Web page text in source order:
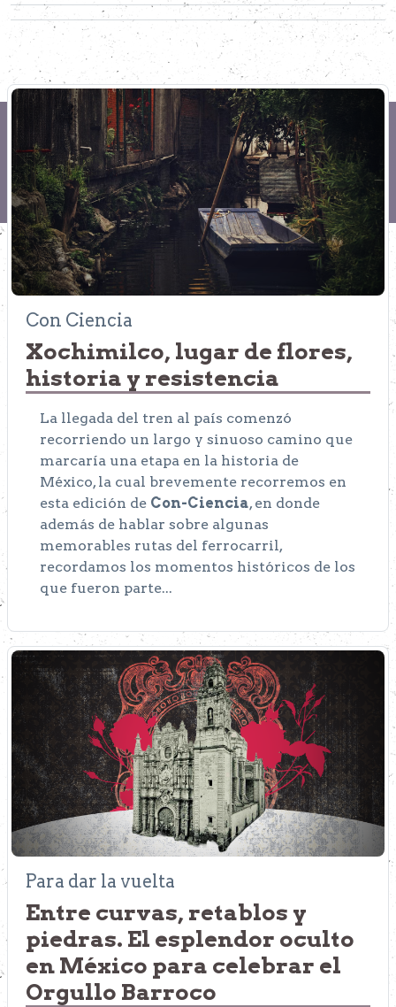
Con Ciencia
Xochimilco, lugar de flores,
historia y resistencia
La llegada del tren al país comenzó
recorriendo un largo y sinuoso camino que
marcaría una etapa en la historia de
México, la cual brevemente recorremos en
esta edición de Con-Ciencia, en donde
además de hablar sobre algunas
memorables rutas del ferrocarril,
recordamos los momentos históricos de los
que fueron parte...
Para dar la vuelta
Entre curvas, retablos y
piedras. El esplendor oculto
en México para celebrar el
Orgullo Barroco